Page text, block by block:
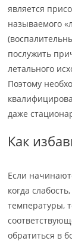
является
называемого
послужить
летального
Поэтому
даже
Как
Если
когда
температуры,
обратиться в